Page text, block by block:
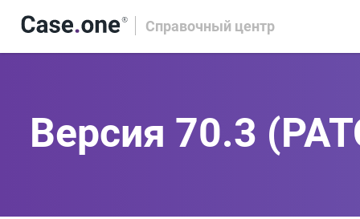
Справочный центр
Версия 70.3